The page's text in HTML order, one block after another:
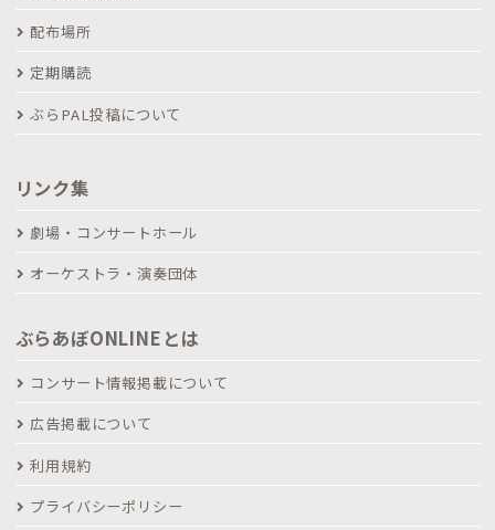
配布場所
定期購読
ぶらPAL投稿について
リンク集
劇場・コンサートホール
オーケストラ・演奏団体
ぶらあぼONLINEとは
コンサート情報掲載について
広告掲載について
利用規約
プライバシーポリシー